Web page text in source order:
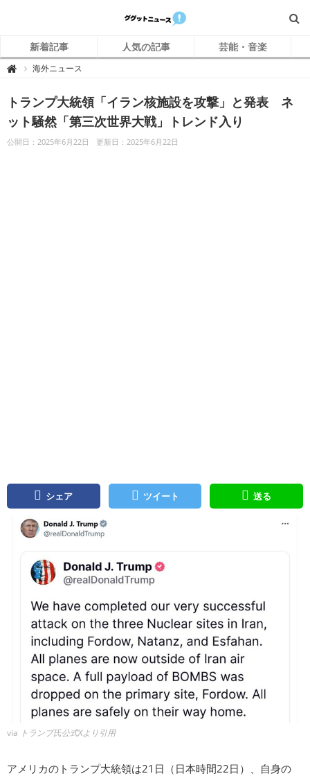
新着記事 人気の記事 芸能・音楽
 グ
ニ
ュ
ー
ス
海外ニュース
トランプ大統領「イラン核施設を攻撃」と発表 ネ
ット騒然「第三次世界大戦」トレンド入り
公開日：2025年6月22日 更新日：2025年6月22日
シェア ツイート 送る
via トランプ氏公式Xより引用
アメリカのトランプ大統領は21日（日本時間22日）、自身の